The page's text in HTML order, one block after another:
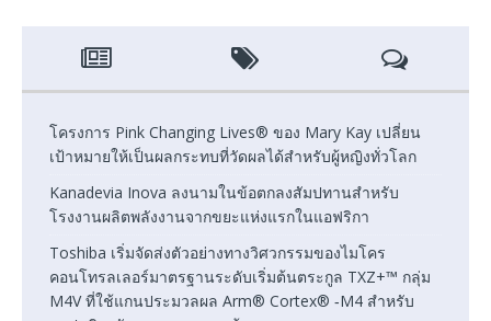
โครงการ Pink Changing Lives® ของ Mary Kay เปลี่ยน
เป้าหมายให้เป็นผลกระทบที่วัดผลได้สำหรับผู้หญิงทั่วโลก
Kanadevia Inova ลงนามในข้อตกลงสัมปทานสำหรับ
โรงงานผลิตพลังงานจากขยะแห่งแรกในแอฟริกา
Toshiba เริ่มจัดส่งตัวอย่างทางวิศวกรรมของไมโคร
คอนโทรลเลอร์มาตรฐานระดับเริ่มต้นตระกูล TXZ+™ กลุ่ม
M4V ที่ใช้แกนประมวลผล Arm® Cortex® ‑M4 สำหรับ